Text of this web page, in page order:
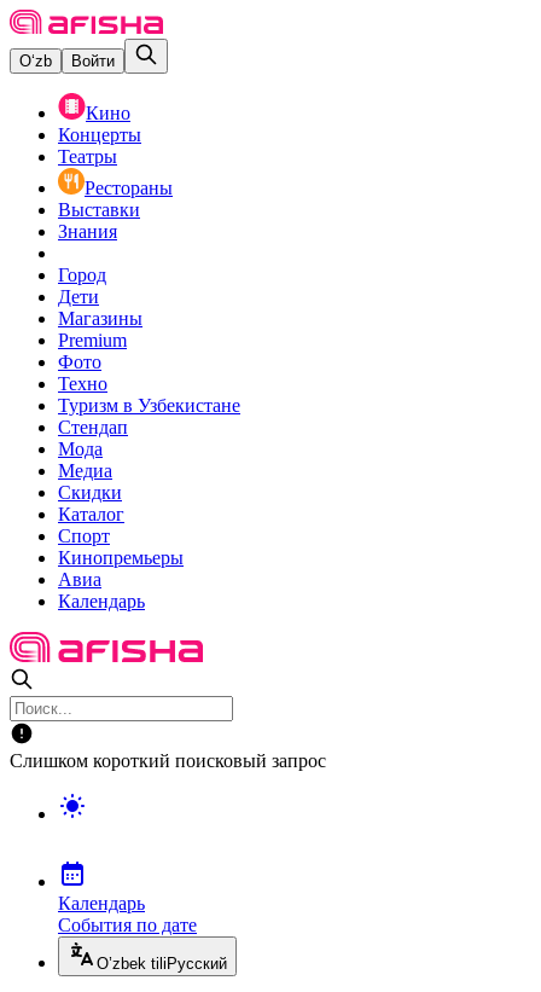
O‘zb Войти
Кино
Концерты
Театры
Рестораны
Выставки
Знания
Город
Дети
Магазины
Premium
Фото
Техно
Туризм в Узбекистане
Стендап
Мода
Медиа
Скидки
Каталог
Спорт
Кинопремьеры
Авиа
Календарь
Слишком короткий поисковый запрос
Календарь
События по дате
O’zbek tili Русский